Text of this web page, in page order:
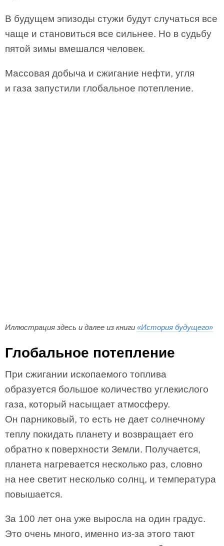
В будущем эпизоды стужи будут случаться все
чаще и становиться все сильнее. Но в судьбу
пятой зимы вмешался человек.
Массовая добыча и сжигание нефти, угля
и газа запустили глобальное потепление.
Иллюстрация здесь и далее из книги «История будущего»
Глобальное потепление
При сжигании ископаемого топлива
образуется большое количество углекислого
газа, который насыщает атмосферу.
Он парниковый, то есть не дает солнечному
теплу покидать планету и возвращает его
обратно к поверхности Земли. Получается,
планета нагревается несколько раз, словно
на нее светит несколько солнц, и температура
повышается.
За 100 лет она уже выросла на один градус.
Это очень много, именно из-за этого тают